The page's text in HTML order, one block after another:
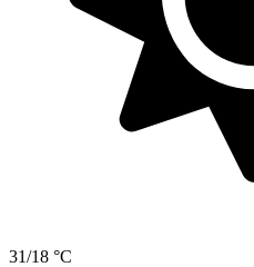
31/18 °C